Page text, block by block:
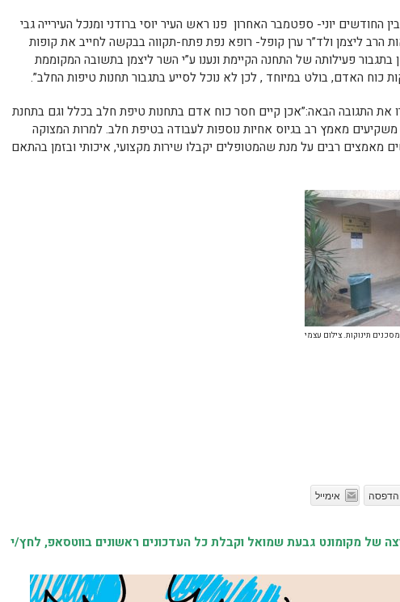
החודשים יוני- ספטמבר האחרון פנו ראש העיר יוסי ברודני ומנכל העירייה גבי
הרב ליצמן ולד”ר ערן קופל- רופא נפת פתח-תקווה בבקשה לחייב את קופות
פעילותה של התחנה הקיימת ונענו ע”י השר ליצמן בתשובה המקוממת
כוח האדם, בולט במיוחד , לכן לא נוכל לסייע בתגבור תחנות טיפות החלב”.
את התגובה הבאה:”אכן קיים חסר כוח אדם בתחנות טיפת חלב בכלל וגם בתחנת
מאמץ רב בגיוס אחיות נוספות לעבודה בטיפת חלב. למרות המצוקה
מאמצים רבים על מנת שהמטופלים יקבלו שירות מקצועי, איכותי ובזמן בהתאם
תינוקות. צילום עצמי
הדפסה אימייל
של מקומונט גבעת שמואל וקבלת כל העדכונים ראשונים בווטסאפ, לחץ/י